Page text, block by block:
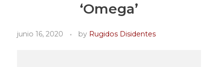
‘Omega’
junio 16, 2020 by Rugidos Disidentes